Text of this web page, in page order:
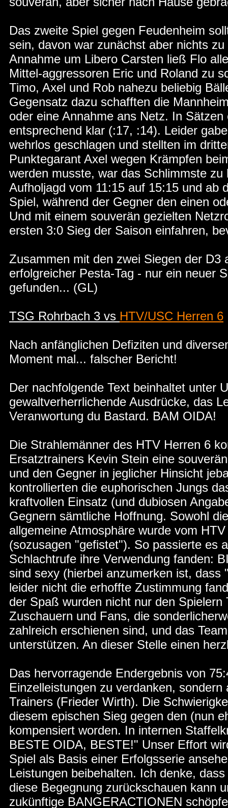
Das zweite Spiel gegen Feudenheim
sein, davon war zunächst aber nichts
Annahme um Libero Carsten ließ Flo
Mittel-aggressoren Eric und Roland zu
Timo, Axel und Rob nahezu beliebig
Gegensatz dazu schafften die
oder eine Annahme ans Netz. In
entsprechend klar (:17, :14). Leider
wehrlos geschlagen und stellten im
Punktegarant Axel wegen Krämpfen
werden musste, war das Schlimmste
Aufholjagd vom 11:15 auf 15:15 und ab
Spiel, während der Gegner den einen
Und mit einem souverän gezielten
ersten 3:0 Sieg der Saison einfahren,
Zusammen mit den zwei Siegen der D3
erfolgreicher Pesta-Tag - nur ein neuer
gefunden... (GL)
TSG Rohrbach 3 vs HTV/USC Herren 6
Nach anfänglichen Defiziten und
Moment mal... falscher Bericht!
Der nachfolgende Text beinhaltet unter
gewaltverherrlichende Ausdrücke, das
Veranwortung du Bastard. BAM OIDA!
Die Strahlemänner des HTV Herren 6
Ersatztrainers Kevin Stein eine
und den Gegner in jeglicher Hinsicht
kontrollierten die euphorischen Jungs
kraftvollen Einsatz (und dubiosen
Gegnern sämtliche Hoffnung. Sowohl
allgemeine Atmosphäre wurde vom
(sozusagen "gefistet"). So passierte es
Schlachtrufe ihre Verwendung fanden:
sind sexy (hierbei anzumerken ist,
leider nicht die erhoffte Zustimmung
der Spaß wurden nicht nur den Spielern
Zuschauern und Fans, die
zahlreich erschienen sind, und das
unterstützen. An dieser Stelle einen
Das hervorragende Endergebnis von
Einzelleistungen zu verdanken,
Trainers (Frieder Wirth). Die
diesem epischen Sieg gegen den (nun
kompensiert worden. In internen
BESTE OIDA, BESTE!" Unser Effort
Spiel als Basis einer Erfolgsserie
Leistungen beibehalten. Ich denke,
diese Begegnung zurückschauen kann
zukünftige BANGERACTIONEN